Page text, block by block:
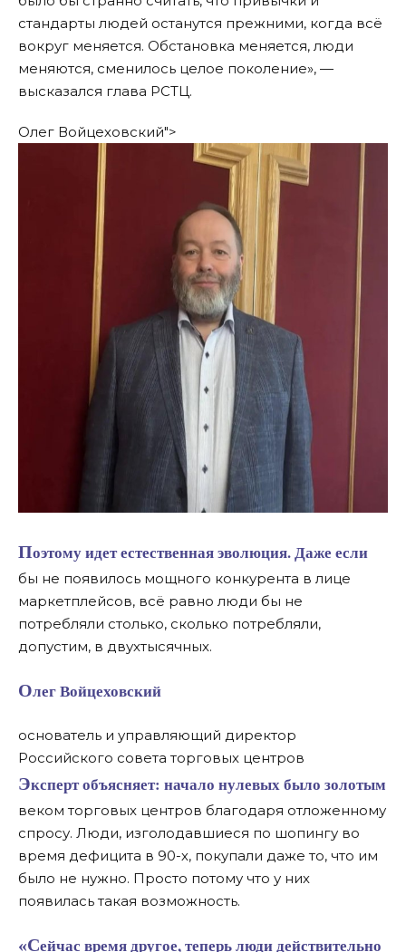
стандарты людей останутся прежними, когда всё
вокруг меняется. Обстановка меняется, люди
меняются, сменилось целое поколение», —
высказался глава РСТЦ.
Олег Войцеховский">
Поэтому идет естественная эволюция. Даже если
бы не появилось мощного конкурента в лице
маркетплейсов, всё равно люди бы не
потребляли столько, сколько потребляли,
допустим, в двухтысячных.
Олег Войцеховский
основатель и управляющий директор
Российского совета торговых центров
Эксперт объясняет: начало нулевых было золотым
веком торговых центров благодаря отложенному
спросу. Люди, изголодавшиеся по шопингу во
время дефицита в 90-х, покупали даже то, что им
было не нужно. Просто потому что у них
появилась такая возможность.
«Сейчас время другое, теперь люди действительно